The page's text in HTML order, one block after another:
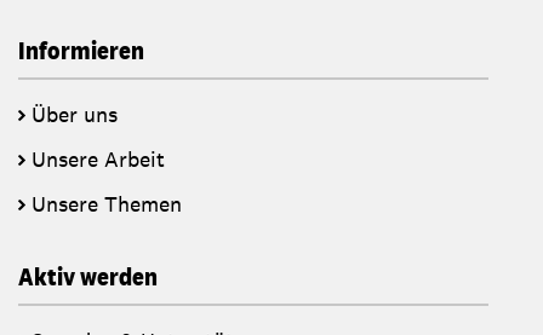
Informieren
Über uns
Unsere Arbeit
Unsere Themen
Aktiv werden